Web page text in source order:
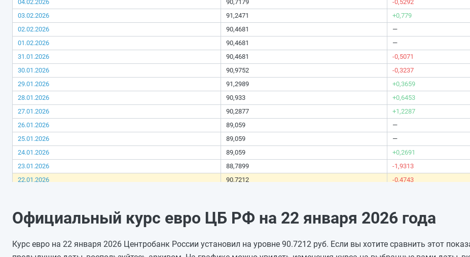
04.02.2026
90,7179
-0,5292
03.02.2026
91,2471
+0,779
02.02.2026
90,4681
—
01.02.2026
90,4681
—
31.01.2026
90,4681
-0,5071
30.01.2026
90,9752
-0,3237
29.01.2026
91,2989
+0,3659
28.01.2026
90,933
+0,6453
27.01.2026
90,2877
+1,2287
26.01.2026
89,059
—
25.01.2026
89,059
—
24.01.2026
89,059
+0,2691
23.01.2026
88,7899
-1,9313
22.01.2026
90,7212
-0,4743
19.01.2026
90,5367
—
17.01.2026
90,5367
-1,2757
Официальный курс евро ЦБ РФ на 22 января 2026 года
Курс евро на 22 января 2026 Центробанк России установил на уровне 90.7212 руб. Если вы хотите сравнить этот